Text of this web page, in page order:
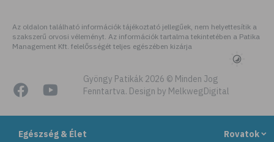
Egészség & Élet Rovatok
# citromfű
# testmozgás
# légúti allergia
# stresszoldás
# ásványi anyag
Az oldalon található információk tájékoztató jellegűek, nem helyettesítik a
szakszerű orvosi véleményt. Az információk tartalma tekintetében a Patika
Management Kft. felelősségét teljes egészében kizárja
Gyöngy Patikák 2026 © Minden Jog
Fenntartva. Design by MelkwegDigital